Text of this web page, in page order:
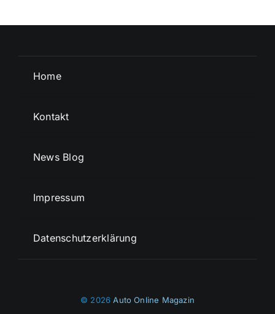
Home
Kontakt
News Blog
Impressum
Datenschutzerklärung
© 2026Auto Online Magazin